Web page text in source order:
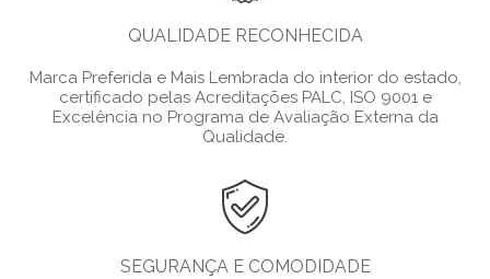
QUALIDADE RECONHECIDA
Marca Preferida e Mais Lembrada do interior do estado,
certificado pelas Acreditações PALC, ISO 9001 e
Excelência no Programa de Avaliação Externa da
Qualidade.
SEGURANÇA E COMODIDADE